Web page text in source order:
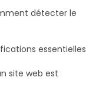
détecter le
essentielles
site web est